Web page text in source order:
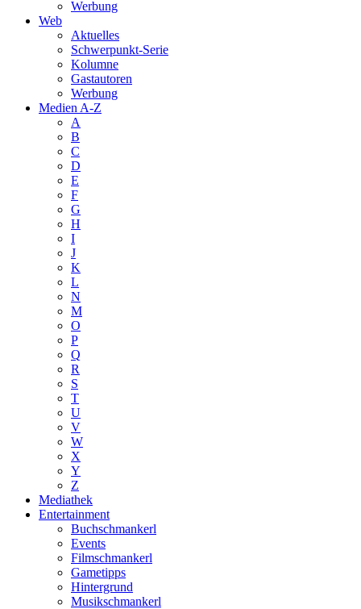
Werbung
Web
Aktuelles
Schwerpunkt-Serie
Kolumne
Gastautoren
Werbung
Medien A-Z
A
B
C
D
E
F
G
H
I
J
K
L
N
M
O
P
Q
R
S
T
U
V
W
X
Y
Z
Mediathek
Entertainment
Buchschmankerl
Events
Filmschmankerl
Gametipps
Hintergrund
Musikschmankerl